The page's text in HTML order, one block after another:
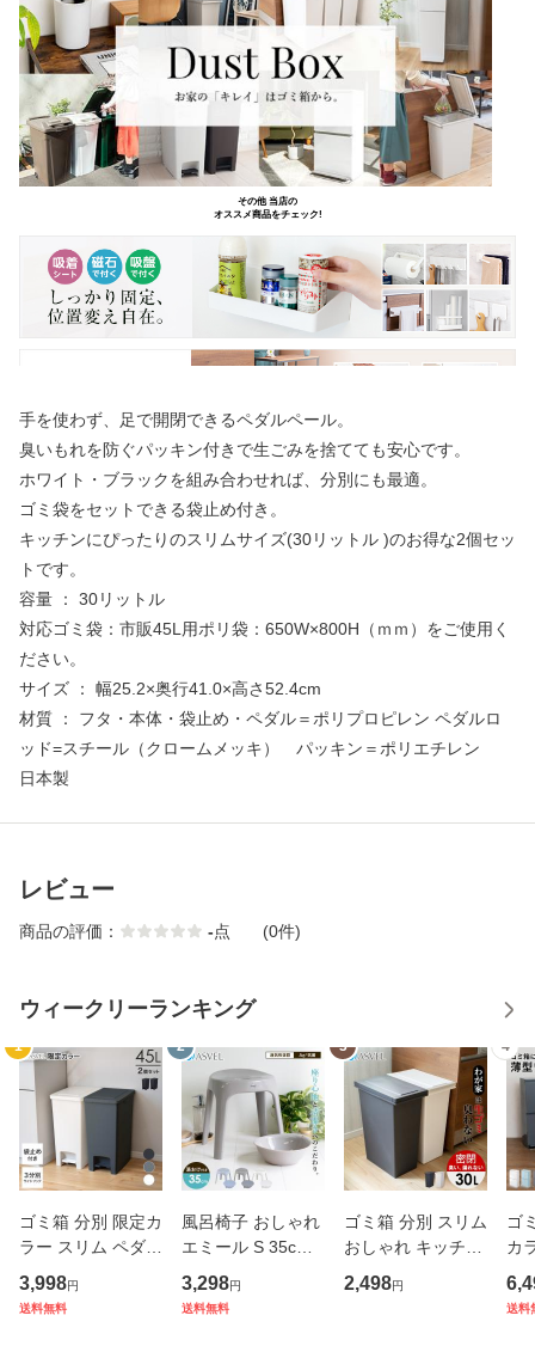
手を使わず、足で開閉できるペダルペール。
臭いもれを防ぐパッキン付きで生ごみを捨てても安心です。
ホワイト・ブラックを組み合わせれば、分別にも最適。
ゴミ袋をセットできる袋止め付き。
キッチンにぴったりのスリムサイズ(30リットル )のお得な2個セッ
トです。
容量 ： 30リットル
対応ゴミ袋：市販45L用ポリ袋：650W×800H（ｍｍ）をご使用く
ださい。
サイズ ： 幅25.2×奥行41.0×高さ52.4cm
材質 ： フタ・本体・袋止め・ペダル＝ポリプロピレン ペダルロ
ッド=スチール（クロームメッキ） パッキン＝ポリエチレン
日本製
レビュー
商品の評価： -点 (0件)
ウィークリーランキング
1
ゴミ箱 分別 限定カ
ラー スリム ペダル
おしゃれ キッチン
ふた付き 縦型 大容
3,998円
送料無料
2
風呂椅子 おしゃれ
エミール S 35cm
湯桶 セット アスベ
ル ASVEL EMEAL
3,298円
送料無料
3
ゴミ箱 分別 スリム
おしゃれ キッチン
ふた付き 縦型 大容
量 密閉 ワゴン 30
2,498円
4
ゴ
カ
型
ッ
送料